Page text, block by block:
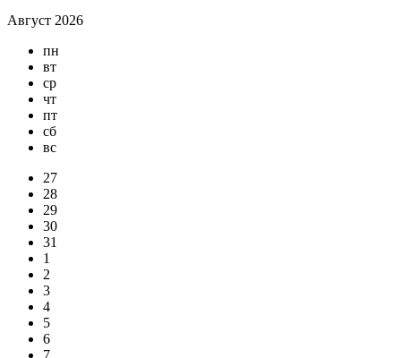
Август 2026
пн
вт
ср
чт
пт
сб
вс
27
28
29
30
31
1
2
3
4
5
6
7